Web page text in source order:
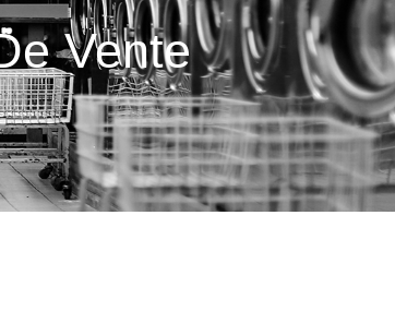
Vente